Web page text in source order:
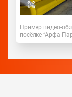
Пример видео-
посёлке “Арфа-